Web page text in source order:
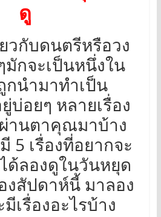
ดู
ยวกับดนตรีหรือวง
มักจะเป็นหนึ่งใน
นำมาทำเป็น
บ่อยๆ หลายเรื่อง
านตาคุณมาบ้าง
5 เรื่องที่อยากจะ
ลองดูในวันหยุด
งสัปดาห์นี้ มาลอง
เรื่องอะไรบ้าง